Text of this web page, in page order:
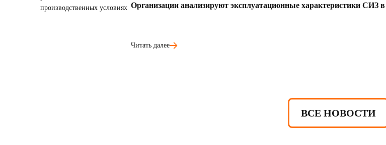
Организации анализируют эксплуатационные характеристики СИЗ
Читать далее
ВСЕ НОВОСТИ